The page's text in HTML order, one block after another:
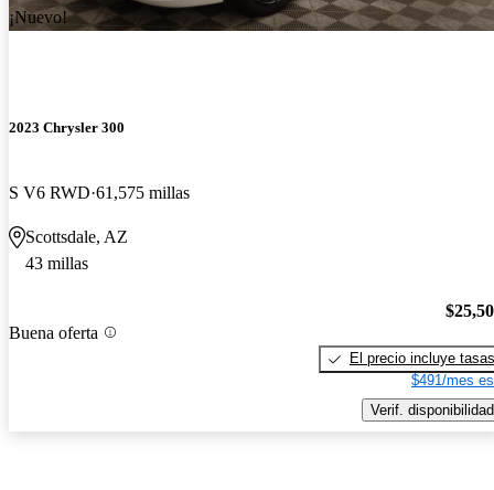
¡Nuevo!
2023 Chrysler 300
S V6 RWD 61,575 millas
Scottsdale, AZ
43 millas
Buena oferta
El precio incluye tasas
$491/mes
Verif. disponibilidad